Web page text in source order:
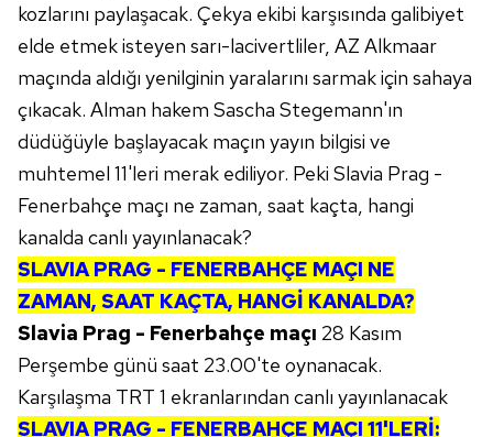
kozlarını paylaşacak. Çekya ekibi karşısında galibiyet
elde etmek isteyen sarı-lacivertliler, AZ Alkmaar
maçında aldığı yenilginin yaralarını sarmak için sahaya
çıkacak. Alman hakem Sascha Stegemann'ın
düdüğüyle başlayacak maçın yayın bilgisi ve
muhtemel 11'leri merak ediliyor. Peki Slavia Prag -
Fenerbahçe maçı ne zaman, saat kaçta, hangi
kanalda canlı yayınlanacak?
SLAVIA PRAG - FENERBAHÇE MAÇI NE
ZAMAN, SAAT KAÇTA, HANGİ KANALDA?
Slavia Prag - Fenerbahçe maçı 28 Kasım
Perşembe günü saat 23.00'te oynanacak.
Karşılaşma TRT 1 ekranlarından canlı yayınlanacak
SLAVIA PRAG - FENERBAHÇE MAÇI 11'LERİ: